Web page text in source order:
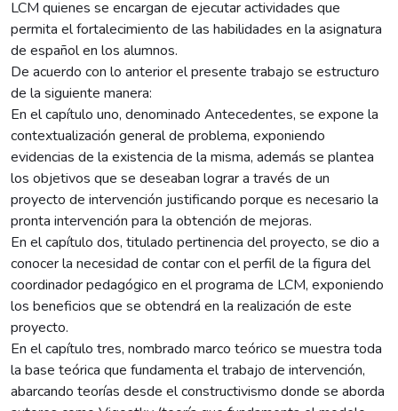
LCM quienes se encargan de ejecutar actividades que
permita el fortalecimiento de las habilidades en la asignatura
de español en los alumnos.
De acuerdo con lo anterior el presente trabajo se estructuro
de la siguiente manera:
En el capítulo uno, denominado Antecedentes, se expone la
contextualización general de problema, exponiendo
evidencias de la existencia de la misma, además se plantea
los objetivos que se deseaban lograr a través de un
proyecto de intervención justificando porque es necesario la
pronta intervención para la obtención de mejoras.
En el capítulo dos, titulado pertinencia del proyecto, se dio a
conocer la necesidad de contar con el perfil de la figura del
coordinador pedagógico en el programa de LCM, exponiendo
los beneficios que se obtendrá en la realización de este
proyecto.
En el capítulo tres, nombrado marco teórico se muestra toda
la base teórica que fundamenta el trabajo de intervención,
abarcando teorías desde el constructivismo donde se aborda